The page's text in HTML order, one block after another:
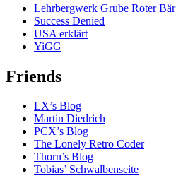
Lehrbergwerk Grube Roter Bär
Success Denied
USA erklärt
YiGG
Friends
LX’s Blog
Martin Diedrich
PCX’s Blog
The Lonely Retro Coder
Thorn’s Blog
Tobias’ Schwalbenseite